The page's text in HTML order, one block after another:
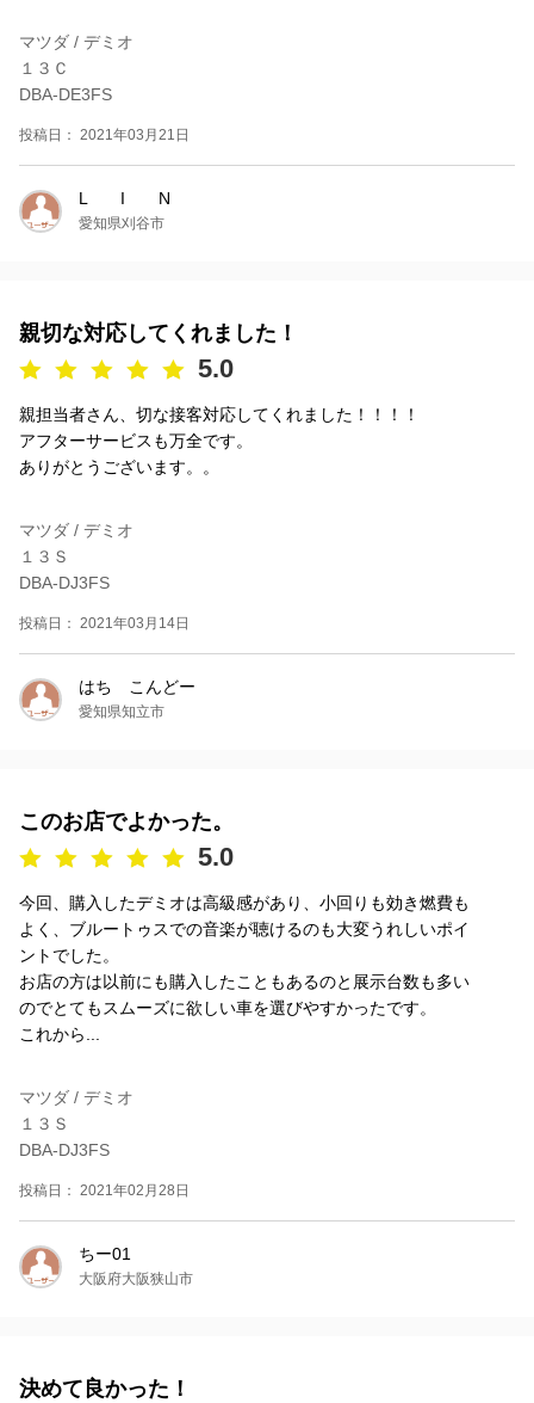
マツダ / デミオ
１３Ｃ
DBA-DE3FS
投稿日： 2021年03月21日
L I N
愛知県刈谷市
親切な対応してくれました！
5.0
親担当者さん、切な接客対応してくれました！！！！
アフターサービスも万全です。
ありがとうございます。。
マツダ / デミオ
１３Ｓ
DBA-DJ3FS
投稿日： 2021年03月14日
はち こんどー
愛知県知立市
このお店でよかった。
5.0
今回、購入したデミオは高級感があり、小回りも効き燃費も
よく、ブルートゥスでの音楽が聴けるのも大変うれしいポイ
ントでした。
お店の方は以前にも購入したこともあるのと展示台数も多い
のでとてもスムーズに欲しい車を選びやすかったです。
これから...
マツダ / デミオ
１３Ｓ
DBA-DJ3FS
投稿日： 2021年02月28日
ちー01
大阪府大阪狭山市
決めて良かった！